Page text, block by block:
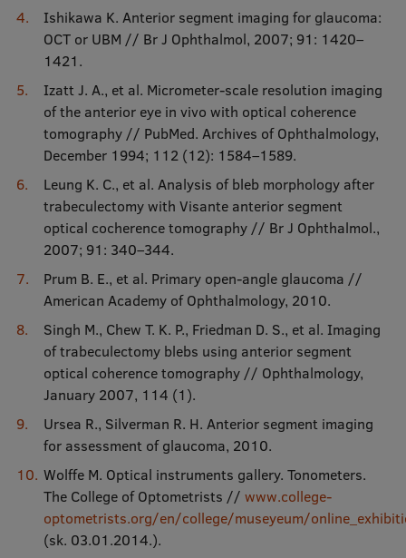
Ishikawa K. Anterior segment imaging for glaucoma:
OCT or UBM // Br J Ophthalmol, 2007; 91: 1420–
1421.
Izatt J. A., et al. Micrometer-scale resolution imaging
of the anterior eye in vivo with optical coherence
tomography // PubMed. Archives of Ophthalmology,
December 1994; 112 (12): 1584–1589.
Leung K. C., et al. Analysis of bleb morphology after
trabeculectomy with Visante anterior segment
optical cocherence tomography // Br J Ophthalmol.,
2007; 91: 340–344.
Prum B. E., et al. Primary open-angle glaucoma //
American Academy of Ophthalmology, 2010.
Singh M., Chew T. K. P., Friedman D. S., et al. Imaging
of trabeculectomy blebs using anterior segment
optical coherence tomography // Ophthalmology,
January 2007, 114 (1).
Ursea R., Silverman R. H. Anterior segment imaging
for assessment of glaucoma, 2010.
Wolffe M. Optical instruments gallery. Tonometers.
The College of Optometrists // www.college-
optometrists.org/en/college/museyeum/
(sk. 03.01.2014.).